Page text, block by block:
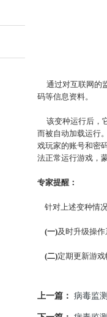
通过对互联网的
码等信息资料。
该变种运行后，
而被自动加载运行
戏玩家的账号和密
法正常运行游戏，
专家提醒：
针对上述变种情
(一)及时升级操作
(二)定期更新游戏
上一篇： 病毒监